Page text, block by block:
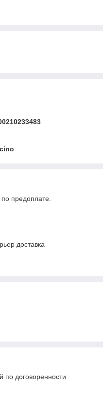
предоплате.
доставка
по договоренности